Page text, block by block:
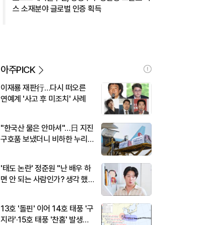
스 소재분야 글로벌 인증 획득
아주PICK
이재룡 재판行…다시 떠오른
연예계 '사고 후 미조치' 사례
"한국산 물은 안마셔"…日 지진
구호품 보냈더니 비하한 누리
'태도 논란' 정준원 "난 배우 하
면 안 되는 사람인가? 생각 했
13호 '돌핀' 이어 14호 태풍 '구
지라'·15호 태풍 '찬홈' 발생…